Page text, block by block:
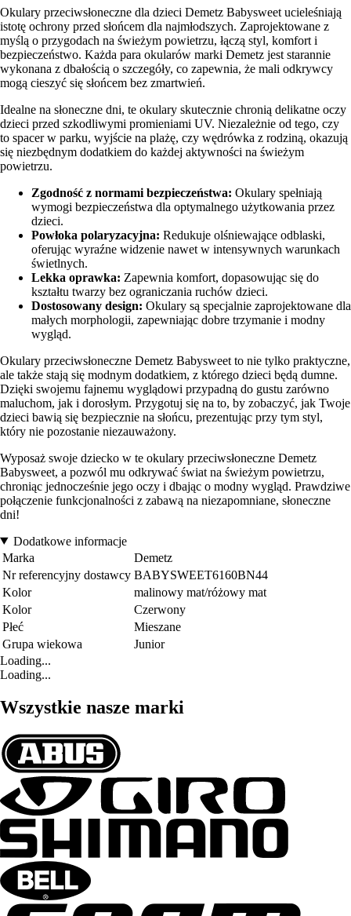
Okulary przeciwsłoneczne dla dzieci Demetz Babysweet ucieleśniają
istotę ochrony przed słońcem dla najmłodszych. Zaprojektowane z
myślą o przygodach na świeżym powietrzu, łączą styl, komfort i
bezpieczeństwo. Każda para okularów marki Demetz jest starannie
wykonana z dbałością o szczegóły, co zapewnia, że mali odkrywcy
mogą cieszyć się słońcem bez zmartwień.
Idealne na słoneczne dni, te okulary skutecznie chronią delikatne oczy
dzieci przed szkodliwymi promieniami UV. Niezależnie od tego, czy
to spacer w parku, wyjście na plażę, czy wędrówka z rodziną, okazują
się niezbędnym dodatkiem do każdej aktywności na świeżym
powietrzu.
Zgodność z normami bezpieczeństwa: Okulary spełniają
wymogi bezpieczeństwa dla optymalnego użytkowania przez
dzieci.
Powłoka polaryzacyjna: Redukuje olśniewające odblaski,
oferując wyraźne widzenie nawet w intensywnych warunkach
świetlnych.
Lekka oprawka: Zapewnia komfort, dopasowując się do
kształtu twarzy bez ograniczania ruchów dzieci.
Dostosowany design: Okulary są specjalnie zaprojektowane dla
małych morphologii, zapewniając dobre trzymanie i modny
wygląd.
Okulary przeciwsłoneczne Demetz Babysweet to nie tylko praktyczne,
ale także stają się modnym dodatkiem, z którego dzieci będą dumne.
Dzięki swojemu fajnemu wyglądowi przypadną do gustu zarówno
maluchom, jak i dorosłym. Przygotuj się na to, by zobaczyć, jak Twoje
dzieci bawią się bezpiecznie na słońcu, prezentując przy tym styl,
który nie pozostanie niezauważony.
Wyposaż swoje dziecko w te okulary przeciwsłoneczne Demetz
Babysweet, a pozwól mu odkrywać świat na świeżym powietrzu,
chroniąc jednocześnie jego oczy i dbając o modny wygląd. Prawdziwe
połączenie funkcjonalności z zabawą na niezapomniane, słoneczne
dni!
Dodatkowe informacje
Marka
Demetz
Nr referencyjny dostawcy BABYSWEET6160BN44
Kolor
malinowy mat/różowy mat
Kolor
Czerwony
Płeć
Mieszane
Grupa wiekowa
Junior
Loading...
Loading...
Wszystkie nasze marki